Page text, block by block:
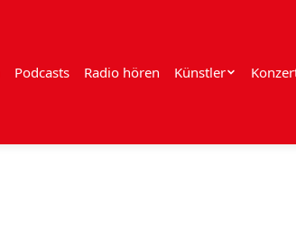
Podcasts Radio hören Künstler